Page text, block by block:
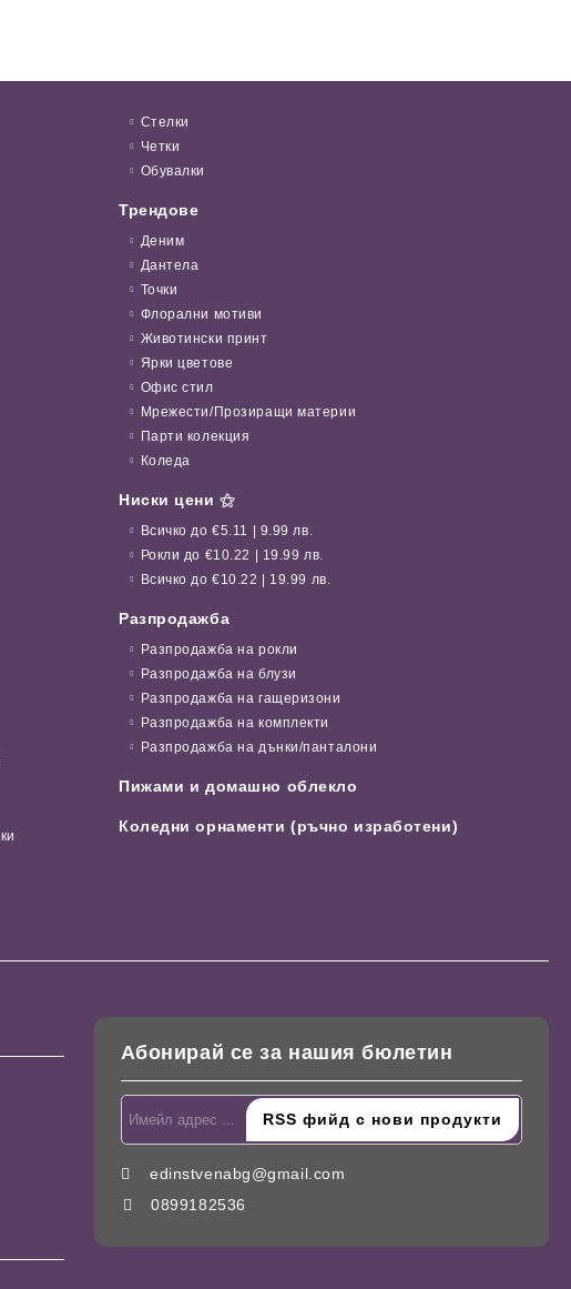
Стелки
Четки
Обувалки
Трендове
Деним
Дантела
Точки
Флорални мотиви
Животински принт
Ярки цветове
Офис стил
Мрежести/Прозиращи материи
Парти колекция
Коледа
Ниски цени ⚝
Всичко до €5.11 | 9.99 лв.
Рокли до €10.22 | 19.99 лв.
Всичко до €10.22 | 19.99 лв.
Разпродажба
Разпродажба на рокли
Разпродажба на блузи
Разпродажба на гащеризони
Разпродажба на комплекти
Разпродажба на дънки/панталони
Пижами и домашно облекло
Коледни орнаменти (ръчно изработени)
Абонирай се за нашия бюлетин
edinstvenabg@gmail.com
0899182536